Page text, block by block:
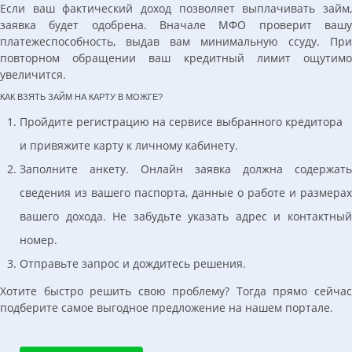
Если ваш фактический доход позволяет выплачивать займ,
заявка будет одобрена. Вначале МФО проверит вашу
платежеспособность, выдав вам минимальную ссуду. При
повторном обращении ваш кредитный лимит ощутимо
увеличится.
КАК ВЗЯТЬ ЗАЙМ НА КАРТУ В МОЖГЕ?
Пройдите регистрацию на сервисе выбранного кредитора
и привяжите карту к личному кабинету.
Заполните анкету. Онлайн заявка должна содержать
сведения из вашего паспорта, данные о работе и размерах
вашего дохода. Не забудьте указать адрес и контактный
номер.
Отправьте запрос и дождитесь решения.
Хотите быстро решить свою проблему? Тогда прямо сейчас
подберите самое выгодное предложение на нашем портале.